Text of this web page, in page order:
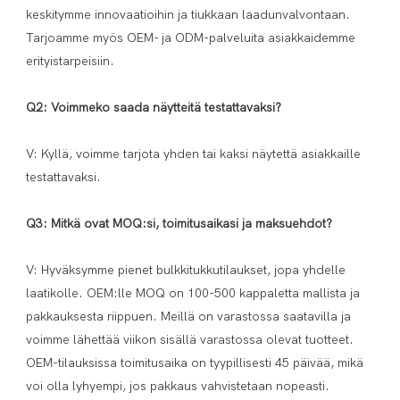
keskitymme innovaatioihin ja tiukkaan laadunvalvontaan.
Tarjoamme myös OEM- ja ODM-palveluita asiakkaidemme
erityistarpeisiin.
V: Kyllä, voimme tarjota yhden tai kaksi näytettä asiakkaille
testattavaksi.
V: Hyväksymme pienet bulkkitukkutilaukset, jopa yhdelle
laatikolle. OEM:lle MOQ on 100-500 kappaletta mallista ja
pakkauksesta riippuen. Meillä on varastossa saatavilla ja
voimme lähettää viikon sisällä varastossa olevat tuotteet.
OEM-tilauksissa toimitusaika on tyypillisesti 45 päivää, mikä
voi olla lyhyempi, jos pakkaus vahvistetaan nopeasti.